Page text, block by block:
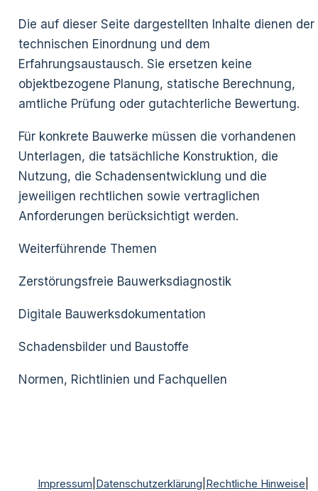
Die auf dieser Seite dargestellten Inhalte dienen der
technischen Einordnung und dem
Erfahrungsaustausch. Sie ersetzen keine
objektbezogene Planung, statische Berechnung,
amtliche Prüfung oder gutachterliche Bewertung.
Für konkrete Bauwerke müssen die vorhandenen
Unterlagen, die tatsächliche Konstruktion, die
Nutzung, die Schadensentwicklung und die
jeweiligen rechtlichen sowie vertraglichen
Anforderungen berücksichtigt werden.
Weiterführende Themen
Zerstörungsfreie Bauwerksdiagnostik
Digitale Bauwerksdokumentation
Schadensbilder und Baustoffe
Normen, Richtlinien und Fachquellen
Impressum Datenschutzerklärung Rechtliche Hinweise